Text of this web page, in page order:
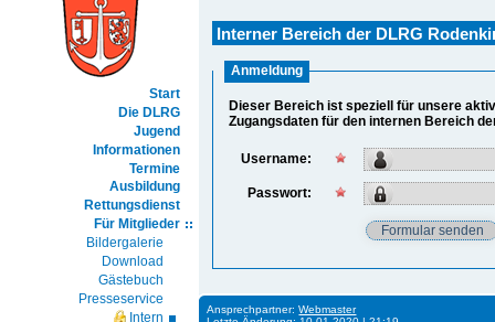
Start
Die DLRG
Jugend
Informationen
Termine
Ausbildung
Rettungsdienst
Für Mitglieder
Bildergalerie
Download
Gästebuch
Presseservice
Intern
Interner Bereich der DLRG
Anmeldung
Dieser Bereich ist speziell für unsere
Zugangsdaten für den internen Bereich
Username:
Passwort:
Ansprechpartner:Webmaster